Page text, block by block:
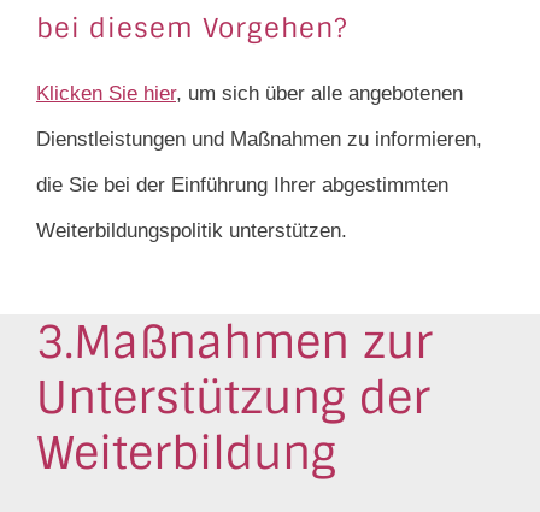
bei diesem Vorgehen?
Klicken Sie hier, um sich über alle angebotenen
Dienstleistungen und Maßnahmen zu informieren,
die Sie bei der Einführung Ihrer abgestimmten
Weiterbildungspolitik unterstützen.
3.Maßnahmen zur
Unterstützung der
Weiterbildung